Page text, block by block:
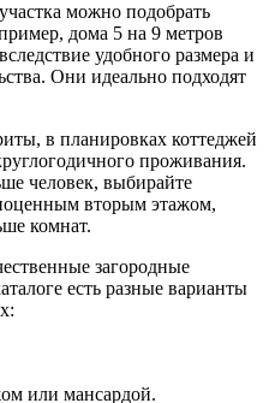
можно подобрать
дома 5 на 9 метров
удобного размера и
Они идеально подходят
в планировках коттеджей
проживания.
человек, выбирайте
вторым этажом,
комнат.
загородные
есть разные варианты
или мансардой.